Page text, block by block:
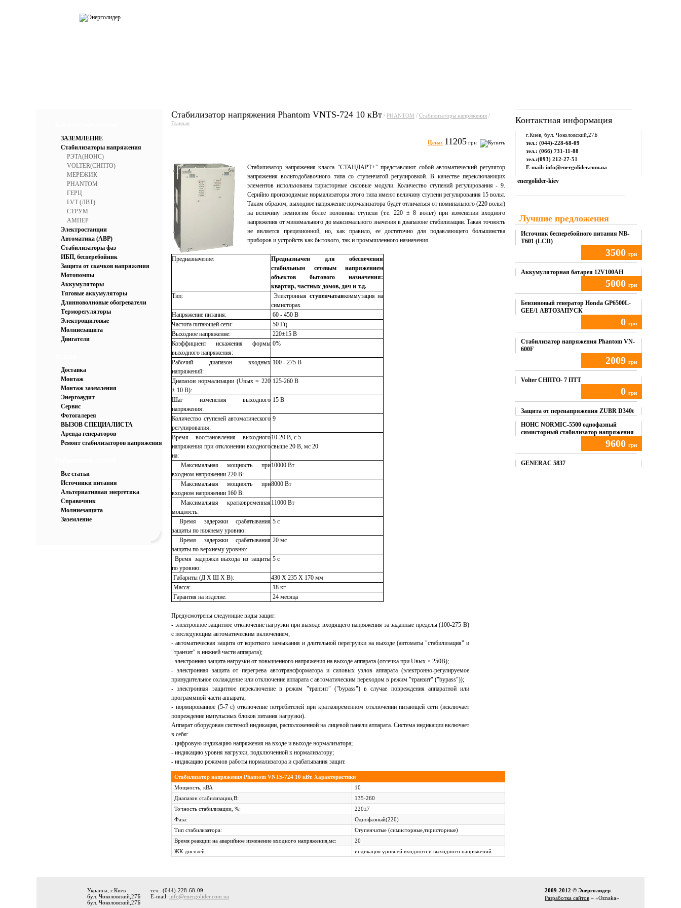
ЗАЗЕМЛЕНИЕ
Стабилизаторы напряжения
РЭТА(НОНС)
VOLTER(СНПТО)
МЕРЕЖИК
PHANTOM
ГЕРЦ
LVT (ЛВТ)
СТРУМ
АМПЕР
Электростанции
Автоматика (АВР)
Стабилизаторы фаз
ИБП, бесперебойник
Защита от скачков напряжения
Мотопомпы
Аккумуляторы
Тяговые аккумуляторы
Длинноволновые обогреватели
Терморегуляторы
Электрощитовые
Молниезащита
Двигатели
Доставка
Монтаж
Монтаж заземления
Энергоаудит
Сервис
Фотогалерея
ВЫЗОВ СПЕЦИАЛИСТА
Аренда генераторов
Ремонт стабилизаторов напряжения
Все статьи
Источники питания
Альтернативная энергетика
Справочник
Молниезащита
Заземление
Стабилизатор напряжения Phantom VNTS-724 10 кВт / PHANTOM / Стабилизаторы напряжения /
Главная
Цена: 11205 грн
Стабилизатор напряжения класса "СТАНДАРТ+" представляют собой автоматический регулятор
напряжения вольтодобавочного типа со ступенчатой регулировкой. В качестве переключающих
элементов использованы тиристорные силовые модули. Количество ступений регулирования - 9.
Серийно производимые нормализаторы этого типа имеют величину ступени регулирования 15 вольт.
Таким образом, выходное напряжение нормализатора будет отличаться от номинального (220 вольт)
на величину немногим более половины ступени (т.е. 220 ± 8 вольт) при изменении входного
напряжения от минимального до максимального значения в диапазоне стабилизации. Такая точность
не является прецизионной, но, как правило, ее достаточно для подавляющего большинства
приборов и устройств как бытового, так и промышленного назначения.
Предназначение:
Предназначен для обеспечения
стабильным сетевым напряжением
объектов бытового назначения:
квартир, частных домов, дач и т.д.
Тип:
Электронная ступенчатаякоммутация на
симисторах
Напряжение питания:
60 - 450 В
Частота питающей сети:
50 Гц
Выходное напряжение:
220±15 В
Коэффициент искажения формы
выходного напряжения:
0%
Рабочий диапазон входных
напряжений:
100 - 275 В
Диапазон нормализации (Uвых = 220
± 10 В):
125-260 В
Шаг изменения выходного
напряжения:
15 В
Количество ступеней автоматического
регулирования:
9
Время восстановления выходного
напряжения при отклонении входного
на:
10-20 В, с 5
свыше 20 В, мс 20
Максимальная мощность при
входном напряжении 220 В:
10000 Вт
Максимальная мощность при
входном напряжении 160 В:
8000 Вт
Максимальная кратковременная
мощность:
11000 Вт
Время задержки срабатывания
защиты по нижнему уровню:
5 с
Время задержки срабатывания
защиты по верхнему уровню:
20 мс
Время задержки выхода из защиты
по уровню:
5 c
Габариты (Д X Ш X В):
430 X 235 X 170 мм
Масса:
18 кг
Гарантия на изделие:
24 месяца
Предусмотрены следующие виды защит:
- электронное защитное отключение нагрузки при выходе входящего напряжения за заданные пределы (100-275 В)
с последующим автоматическим включением;
- автоматическая защита от короткого замыкания и длительной перегрузки на выходе (автоматы "стабилизация" и
"транзит" в нижней части аппарата);
- электронная защита нагрузки от повышенного напряжения на выходе аппарата (отсечка при Uвых > 250В);
- электронная защита от перегрева автотрансформатора и силовых узлов аппарата (электронно-регулируемое
принудительное охлаждение или отключение аппарата с автоматическим переходом в режим "транзит" ("bypass"));
- электронная защитное переключение в режим "транзит" ("bypass") в случае повреждения аппаратной или
программной части аппарата;
- нормированное (5-7 с) отключение потребителей при кратковременном отключении питающей сети (исключает
повреждение импульсных блоков питания нагрузки).
Аппарат оборудован системой индикации, расположенной на лицевой панели аппарата. Система индикации включает
в себя:
- цифровую индикацию напряжения на входе и выходе нормализатора;
- индикацию уровня нагрузки, подключенной к нормализатору;
- индикацию режимов работы нормализатора и срабатывания защит.
Стабилизатор напряжения Phantom VNTS-724 10 кВт. Характеристики
Мощность, кВА
10
Диапазон стабилизации,В:
135-260
Точность стабилизации, %:
220±7
Фаза:
Однофазный(220)
Тип стабилизатора:
Ступенчатые (cимисторные,тиристорные)
Время реакции на аварийное изменение входного напряжения,мс:
20
ЖК-дисплей :
индикация уровней входного и выходного напряжений
Контактная информация
г.Киев, бул. Чоколовский,27Б
тел.: (044)-228-68-09
тел.: (066) 731-11-88
тел.:(093) 212-27-51
E-mail: info@energolider.com.ua
energolider-kiev
Лучшие предложения
Источник бесперебойного питания NB-
T601 (LCD)
3500 грн
Купить
Аккумуляторная батарея 12V100AH
5000 грн
Купить
Бензиновый генератор Honda GP6500L-
GEE/1 АВТОЗАПУСК
0 грн
Купить
Стабилизатор напряжения Phantom VN-
600F
2009 грн
Купить
Volter СНПТО- 7 ПТТ
0 грн
Купить
Защита от перенапряжения ZUBR D340t
НОНС NORMIC-5500 однофазный
симисторный стабилизатор напряжения
9600 грн
Купить
GENERAC 5837
Украина, г.Киев
бул. Чоколовский,27Б
бул. Чоколовский,27Б
тел.: (044)-228-68-09
E-mail: info@energolider.com.ua
2009-2012 © Энерголидер
Разработка сайтов – «Oznaka»